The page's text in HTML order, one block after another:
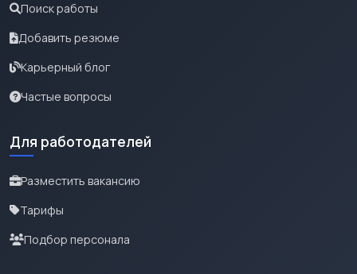
Поиск работы
Добавить резюме
Карьерный блог
Частые вопросы
Для работодателей
Разместить вакансию
Тарифы
Подбор персонала